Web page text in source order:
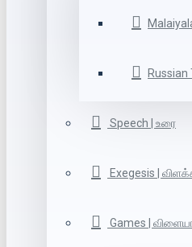
Speech | உரை
Exegesis |
Games |